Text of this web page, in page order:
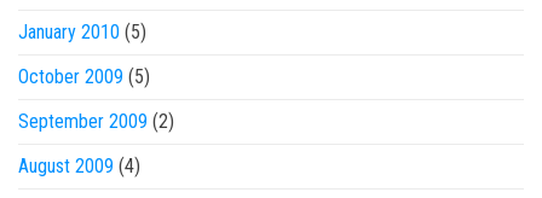
January 2010 (5)
October 2009 (5)
September 2009 (2)
August 2009 (4)